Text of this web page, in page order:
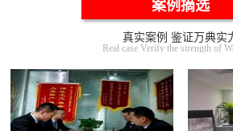
案例摘选
真实案例 鉴证万典实
Real case Verify the strength of